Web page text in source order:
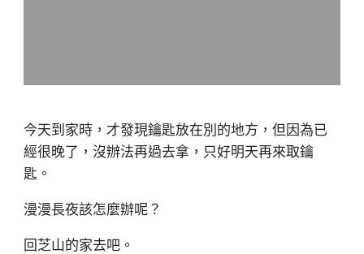
今天到家時，才發現鑰匙放在別的地方，但因為已
經很晚了，沒辦法再過去拿，只好明天再來取鑰
匙。
漫漫長夜該怎麼辦呢？
回芝山的家去吧。